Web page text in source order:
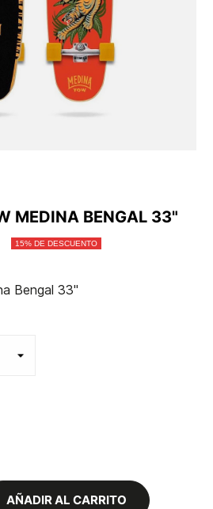
MEDINA BENGAL 33"
15% DE DESCUENTO
Bengal 33"
AÑADIR AL CARRITO